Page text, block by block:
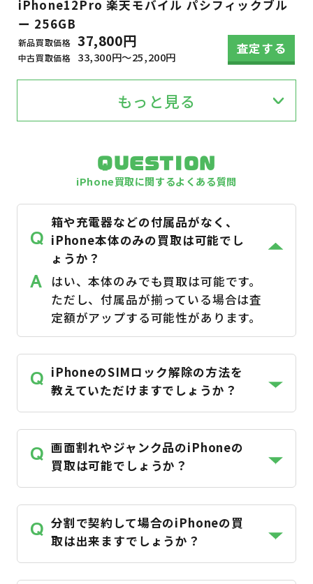
iPhone12Pro 楽天モバイル パシフィックブル
ー 256GB
新品買取価格 37,800円
中古買取価格 33,300円～25,200円
査定する
もっと見る
QUESTION
iPhone買取に関するよくある質問
Q
箱や充電器などの付属品がなく、
iPhone本体のみの買取は可能でし
ょうか？
はい、本体のみでも買取は可能です。
ただし、付属品が揃っている場合は査
定額がアップする可能性があります。
Q
iPhoneのSIMロック解除の方法を
教えていただけますでしょうか？
Q
画面割れやジャンク品のiPhoneの
買取は可能でしょうか？
Q
分割で契約して場合のiPhoneの買
取は出来ますでしょうか？